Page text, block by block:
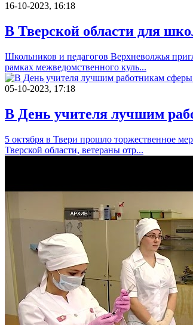
16-10-2023, 16:18
В Тверской области для
Школьников и педагогов Верхневолжья
рамках межведомственного куль...
05-10-2023, 17:18
В День учителя лучшим
5 октября в Твери прошло торжественное
Тверской области, ветераны отр...